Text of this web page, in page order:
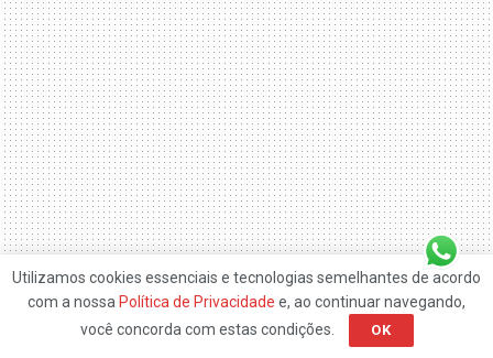
Utilizamos cookies essenciais e tecnologias semelhantes de acordo
com a nossa Política de Privacidade e, ao continuar navegando,
você concorda com estas condições.
OK